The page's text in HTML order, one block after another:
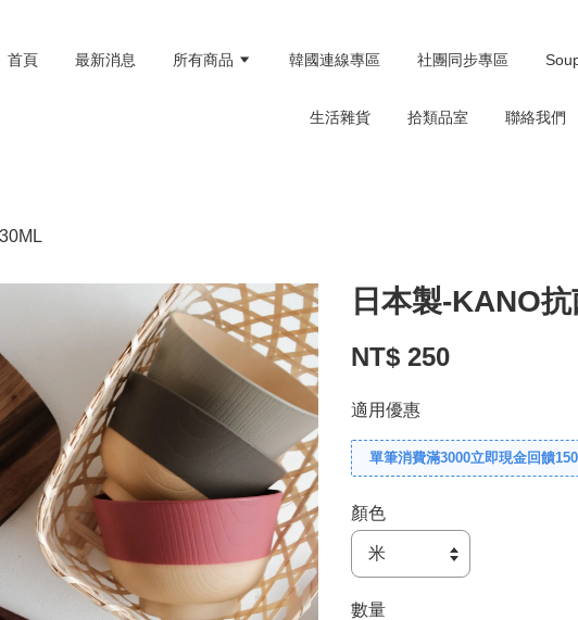
首頁 最新消息 所有商品 韓國連線專區 社團同步專區
生活雜貨 拾類品室 聯絡我們
日本製-KANO
NT$ 250
適用優惠
單筆消費滿3000立即現金回饋150
顏色
數量